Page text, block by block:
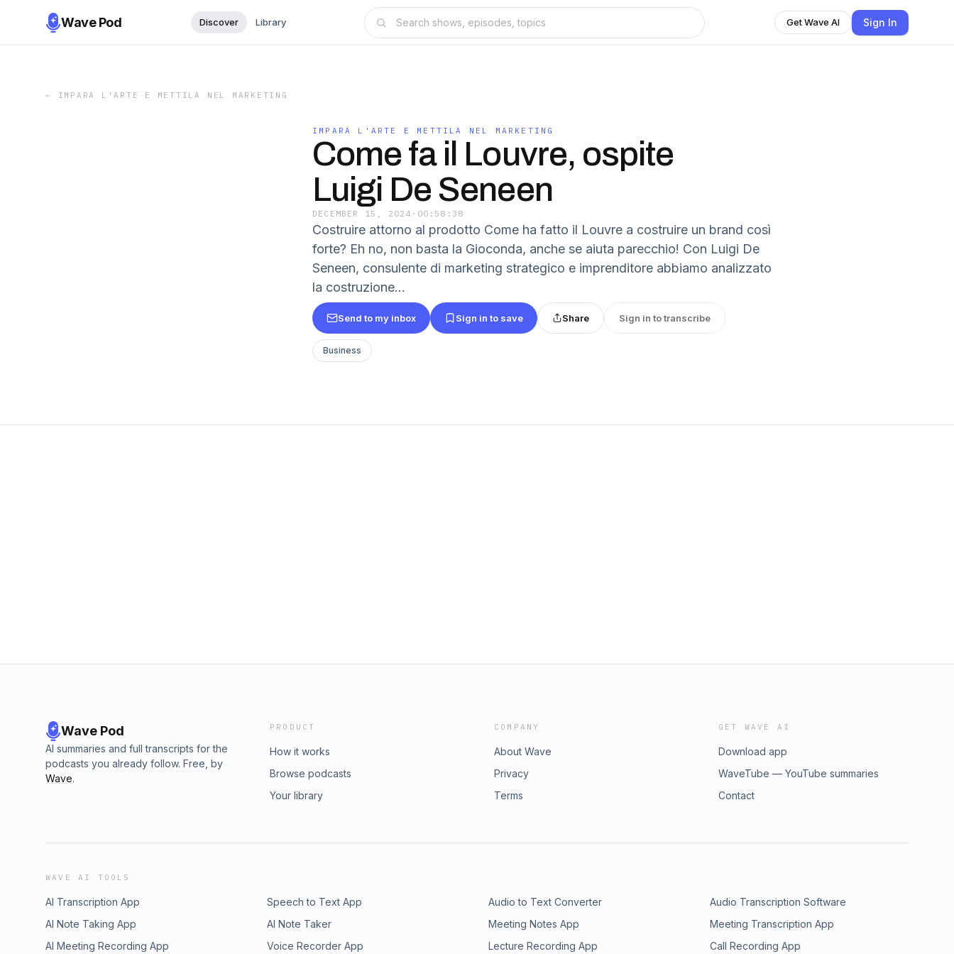
Wave Pod Discover Library Get Wave AI Sign In
← IMPARA L'ARTE E METTILA NEL MARKETING
IMPARA L'ARTE E METTILA NEL MARKETING
Come fa il Louvre, ospite
Luigi De Seneen
DECEMBER 15, 2024 · 00:58:38
Costruire attorno al prodotto Come ha fatto il Louvre a costruire un brand così
forte? Eh no, non basta la Gioconda, anche se aiuta parecchio! Con Luigi De
Seneen, consulente di marketing strategico e imprenditore abbiamo analizzato
la costruzione...
Send to my inbox Sign in to save Share Sign in to transcribe
Business
Wave Pod
AI summaries and full transcripts for the
podcasts you already follow. Free, by
Wave.
PRODUCT
How it works
Browse podcasts
Your library
COMPANY
About Wave
Privacy
Terms
GET WAVE AI
Download app
WaveTube — YouTube summaries
Contact
WAVE AI TOOLS
AI Transcription App Speech to Text App Audio to Text Converter
Audio Transcription Software
AI Note Taking App
AI Note Taker Meeting Notes App
Meeting Transcription App
AI Meeting Recording App
Voice Recorder App Lecture Recording App Call Recording App